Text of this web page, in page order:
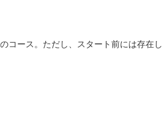
コース。ただし、スタート前には存在し